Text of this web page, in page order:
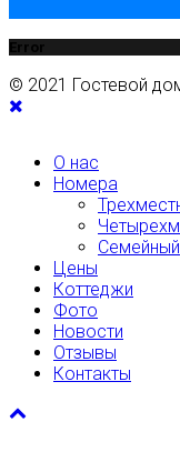
Error
© 2021 Гостевой
О нас
Номера
Семейный
Цены
Коттеджи
Фото
Новости
Отзывы
Контакты